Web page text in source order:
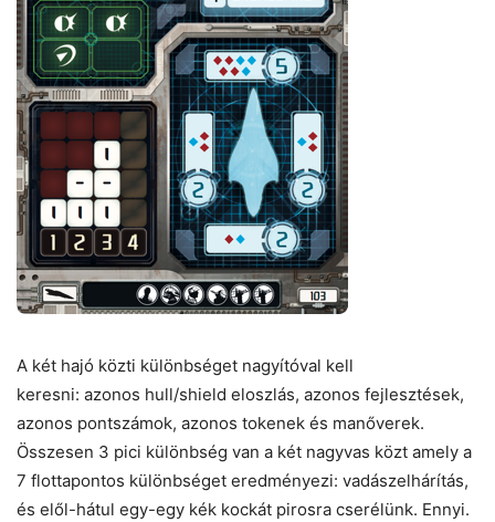
A két hajó közti különbséget nagyítóval kell
keresni: azonos hull/shield eloszlás, azonos fejlesztések,
azonos pontszámok, azonos tokenek és manőverek.
Összesen 3 pici különbség van a két nagyvas közt amely a
7 flottapontos különbséget eredményezi: vadászelhárítás,
és elől-hátul egy-egy kék kockát pirosra cserélünk. Ennyi.